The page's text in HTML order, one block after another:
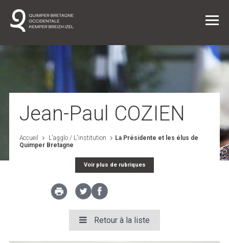
Vie quotidienne
Entreprendre dans l'agglo
L'agglo / L'institution
Projets
Jean-Paul COZIEN
Accueil L'agglo / L'institution
La Présidente et les élus de
Quimper Bretagne
Voir plus de rubriques
Retour à la liste